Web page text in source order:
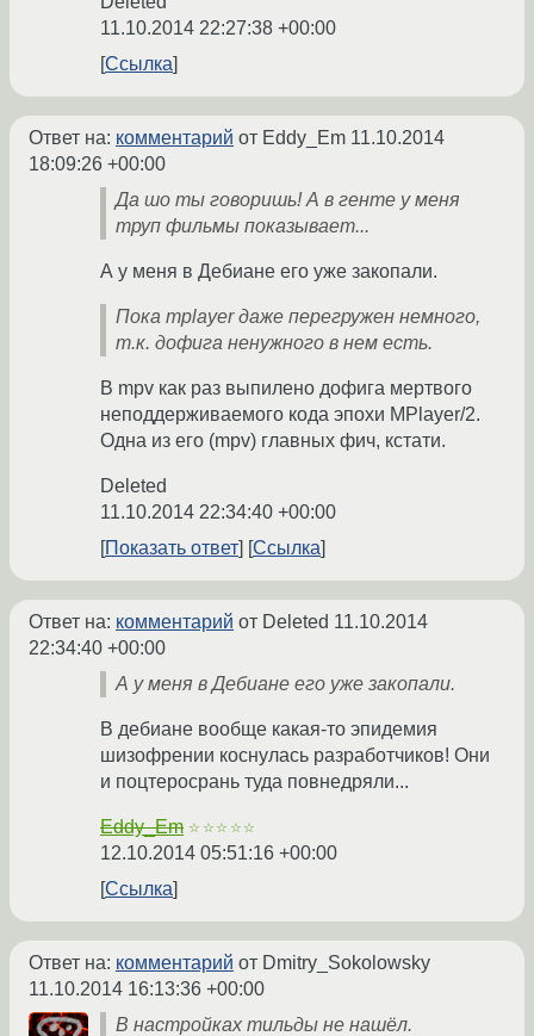
11.10.2014 22:27:38 +00:00
Ссылка
Ответ на: комментарий от Eddy_Em 11.10.2014
18:09:26 +00:00
Да шо ты говоришь! А в генте у меня
труп фильмы показывает...
А у меня в Дебиане его уже закопали.
Пока mplayer даже перегружен немного,
т.к. дофига ненужного в нем есть.
В mpv как раз выпилено дофига мертвого
неподдерживаемого кода эпохи MPlayer/2.
Одна из его (mpv) главных фич, кстати.
Deleted
11.10.2014 22:34:40 +00:00
Показать ответ
Ссылка
Ответ на: комментарий от Deleted 11.10.2014
22:34:40 +00:00
А у меня в Дебиане его уже закопали.
В дебиане вообще какая-то эпидемия
шизофрении коснулась разработчиков! Они
и поцтеросрань туда повнедряли...
Eddy_Em ☆☆☆☆☆
12.10.2014 05:51:16 +00:00
Ссылка
Ответ на: комментарий от Dmitry_Sokolowsky
11.10.2014 16:13:36 +00:00
В настройках тильды не нашёл.